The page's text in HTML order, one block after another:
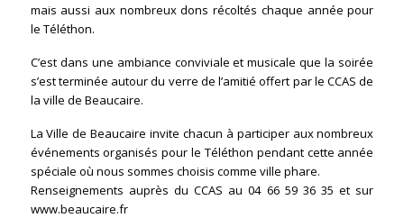
mais aussi aux nombreux dons récoltés chaque année pour
le Téléthon.
C’est dans une ambiance conviviale et musicale que la soirée
s’est terminée autour du verre de l’amitié offert par le CCAS de
la ville de Beaucaire.
La Ville de Beaucaire invite chacun à participer aux nombreux
événements organisés pour le Téléthon pendant cette année
spéciale où nous sommes choisis comme ville phare.
Renseignements auprès du CCAS au 04 66 59 36 35 et sur
www.beaucaire.fr